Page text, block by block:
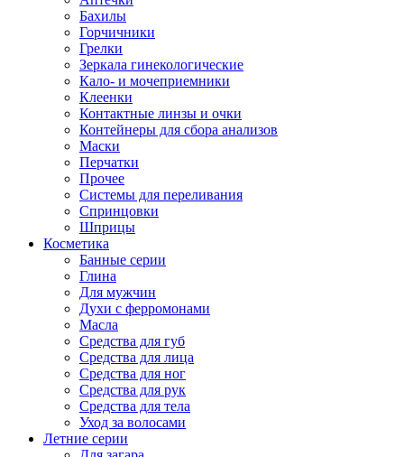
Бахилы
Горчичники
Грелки
Зеркала гинекологические
Кало- и мочеприемники
Клеенки
Контактные линзы и очки
Контейнеры для сбора анализов
Маски
Перчатки
Прочее
Системы для переливания
Спринцовки
Шприцы
Косметика
Банные серии
Глина
Для мужчин
Духи с ферромонами
Масла
Средства для губ
Средства для лица
Средства для ног
Средства для рук
Средства для тела
Уход за волосами
Летние серии